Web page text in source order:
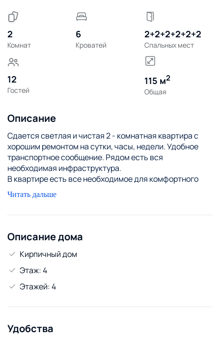
2
Комнат
6
Кроватей
2+2+2+2+2+2
Спальных мест
12
Гостей
115 м2
Общая
Описание
Сдается светлая и чистая 2 - комнатная квартира с
хорошим ремонтом на сутки, часы, недели. Удобное
транспортное сообщение. Рядом есть вся
необходимая инфраструктура.
В квартире есть все необходимое для комфортного
пребывания: телевизор, холодильник, микроволновая
печь, посуда, всегда чистые полотенца и постельное
безналичный расчёт. Предоставляются чеки.
Командированным скидки.
ИП 790876738
Читать дальше
Описание дома
Кирпичный дом
Этаж: 4
Этажей: 4
Удобства